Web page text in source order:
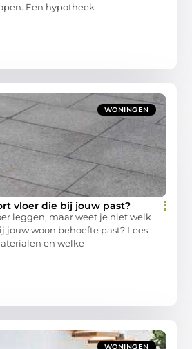
Een hypotheek
WONINGEN
vloer die bij jouw past?
leggen, maar weet je niet welk
jouw woon behoefte past? Lees
en welke
WONINGEN